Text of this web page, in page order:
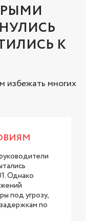
К
избежать многих
Однако
под угрозу,
по